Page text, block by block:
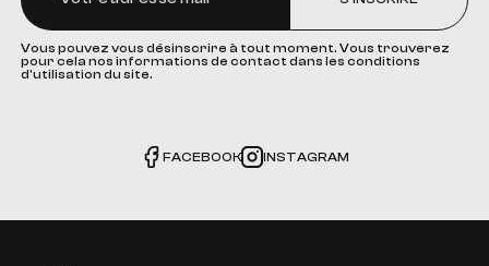
Vous pouvez vous désinscrire à tout moment. Vous trouverez
pour cela nos informations de contact dans les conditions
d'utilisation du site.
FACEBOOK INSTAGRAM